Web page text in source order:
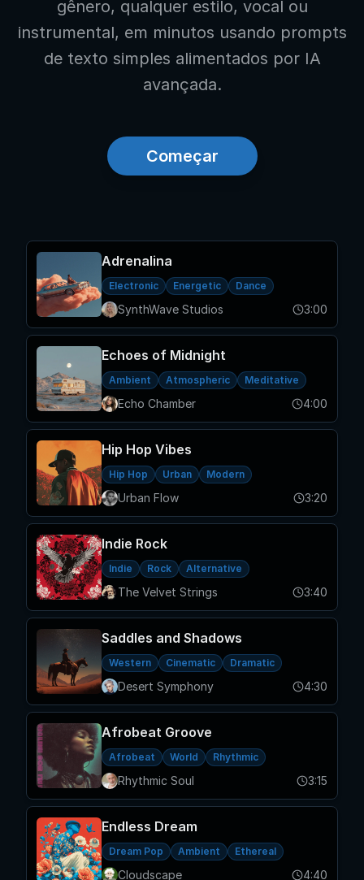
gênero, qualquer estilo, vocal ou
instrumental, em minutos usando prompts
de texto simples alimentados por IA
avançada.
Começar
Adrenalina
Electronic Energetic Dance
SynthWave Studios 3:00
Echoes of Midnight
Ambient Atmospheric Meditative
Echo Chamber 4:00
Hip Hop Vibes
Hip Hop Urban Modern
Urban Flow 3:20
Indie Rock
Indie Rock Alternative
The Velvet Strings 3:40
Saddles and Shadows
Western Cinematic Dramatic
Desert Symphony 4:30
Afrobeat Groove
Afrobeat World Rhythmic
Rhythmic Soul 3:15
Endless Dream
Dream Pop Ambient Ethereal
Cloudscape 4:40